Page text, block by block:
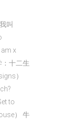
叫
x
：十二生
）
to
） 牛